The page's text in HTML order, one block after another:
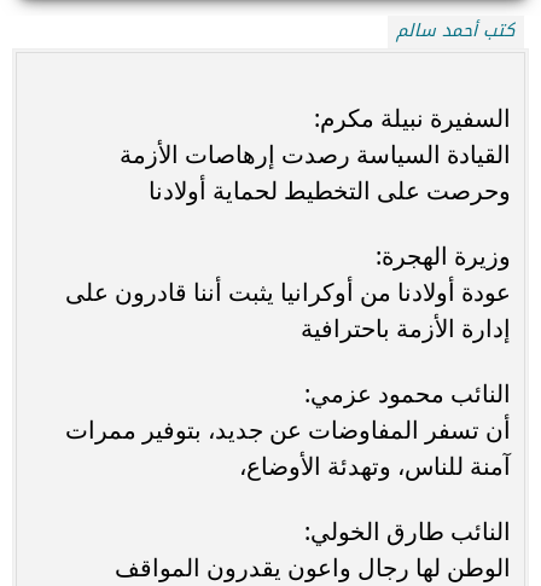
كتب أحمد سالم
السفيرة نبيلة مكرم:
القيادة السياسة رصدت إرهاصات الأزمة
وحرصت على التخطيط لحماية أولادنا
وزيرة الهجرة:
عودة أولادنا من أوكرانيا يثبت أننا قادرون على
إدارة الأزمة باحترافية
النائب محمود عزمي:
أن تسفر المفاوضات عن جديد، بتوفير ممرات
آمنة للناس، وتهدئة الأوضاع،
النائب طارق الخولي:
الوطن لها رجال واعون يقدرون المواقف